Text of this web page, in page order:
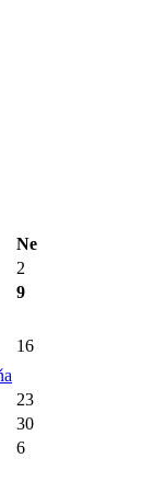
Ne
2
9
16
23
30
6